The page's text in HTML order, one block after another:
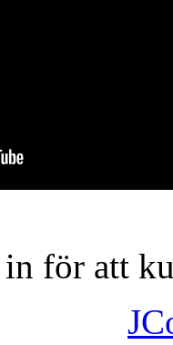
för att